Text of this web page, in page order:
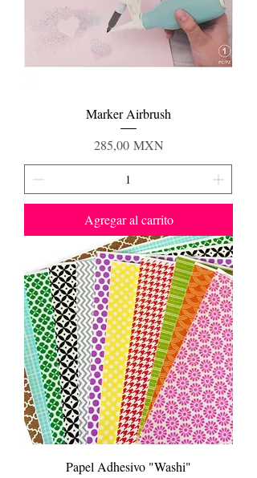
Marker Airbrush
Precio
285,00 MXN
Agregar al carrito
Papel Adhesivo "Washi"